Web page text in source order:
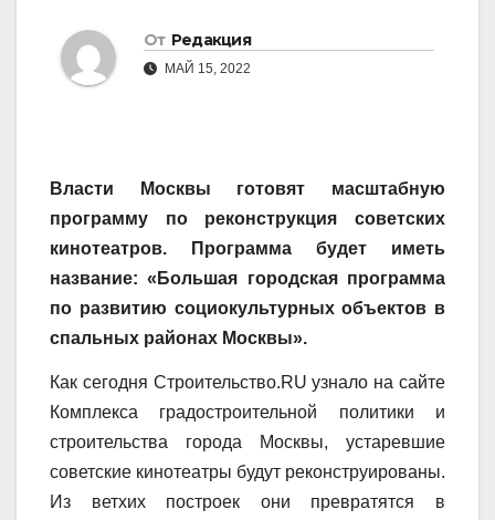
От Редакция
МАЙ 15, 2022
Власти Москвы готовят масштабную
программу по реконструкция советских
кинотеатров. Программа будет иметь
название: «Большая городская программа
по развитию социокультурных объектов в
спальных районах Москвы».
Как сегодня Строительство.RU узнало на сайте
Комплекса градостроительной политики и
строительства города Москвы, устаревшие
советские кинотеатры будут реконструированы.
Из ветхих построек они превратятся в